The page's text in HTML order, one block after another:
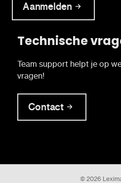
Aanmelden
Technische
Team support helpt je op
vragen!
Contact
© 2026